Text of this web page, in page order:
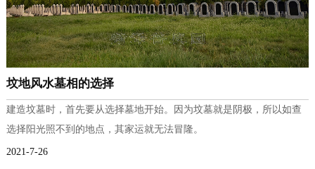
坟地风水墓相的选择
建造坟墓时，首先要从选择墓地开始。因为坟墓就是阴极，所以如查
选择阳光照不到的地点，其家运就无法冒隆。
2021-7-26